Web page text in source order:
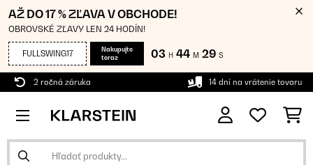
AŽ DO 17 % ZĽAVA V OBCHODE!
OBROVSKÉ ZĽAVY LEN 24 HODÍN!
FULLSWING17
Nakupujte
teraz
03 H 44 M 28 S
2 ročná záruka 14 dní na vrátenie tovaru